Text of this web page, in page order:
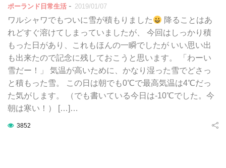
ポーランド日常生活 - 2019/01/07
ワルシャワでもついに雪が積もりました
降ることはあ
れどすぐ溶けてしまっていましたが、 今回はしっかり積
もった日があり、これもほんの一瞬でしたが いい思い出
も出来たので記念に残しておこうと思います。 「わーい
雪だー！」 気温が高いために、かなり湿った雪でどさっ
と積もった雪。 この日は朝でも0℃で最高気温は4℃だっ
た気がします。 （でも書いている今日は-10℃でした。今
朝は寒い！） […]…
3852